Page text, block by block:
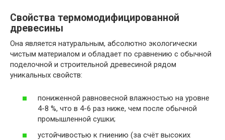
Свойства термомодифицированной
древесины
Она является натуральным, абсолютно экологически
чистым материалом и обладает по сравнению с обычной
поделочной и строительной древесиной рядом
уникальных свойств:
пониженной равновесной влажностью на уровне
4-8 %, что в 4-6 раз ниже, чем после обычной
промышленной сушки;
устойчивостью к гниению (за счёт высоких